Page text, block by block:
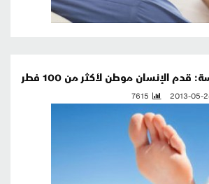
قدم الإنسان موطن لأكثر من 100 فطر
2013-05-
7615